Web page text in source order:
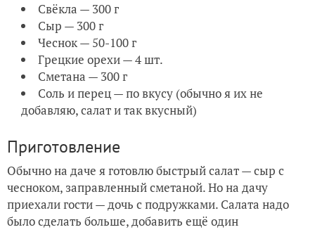
Свёкла — 300 г
Сыр — 300 г
Чеснок — 50-100 г
Грецкие орехи — 4 шт.
Сметана — 300 г
Соль и перец — по вкусу (обычно я их не
добавляю, салат и так вкусный)
Приготовление
Обычно на даче я готовлю быстрый салат — сыр с
чесноком, заправленный сметаной. Но на дачу
приехали гости — дочь с подружками. Салата надо
было сделать больше, добавить ещё один